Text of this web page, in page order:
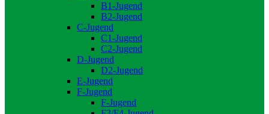
B1-Jugend
B2-Jugend
C-Jugend
C1-Jugend
C2-Jugend
D-Jugend
D2-Jugend
E-Jugend
F-Jugend
F-Jugend